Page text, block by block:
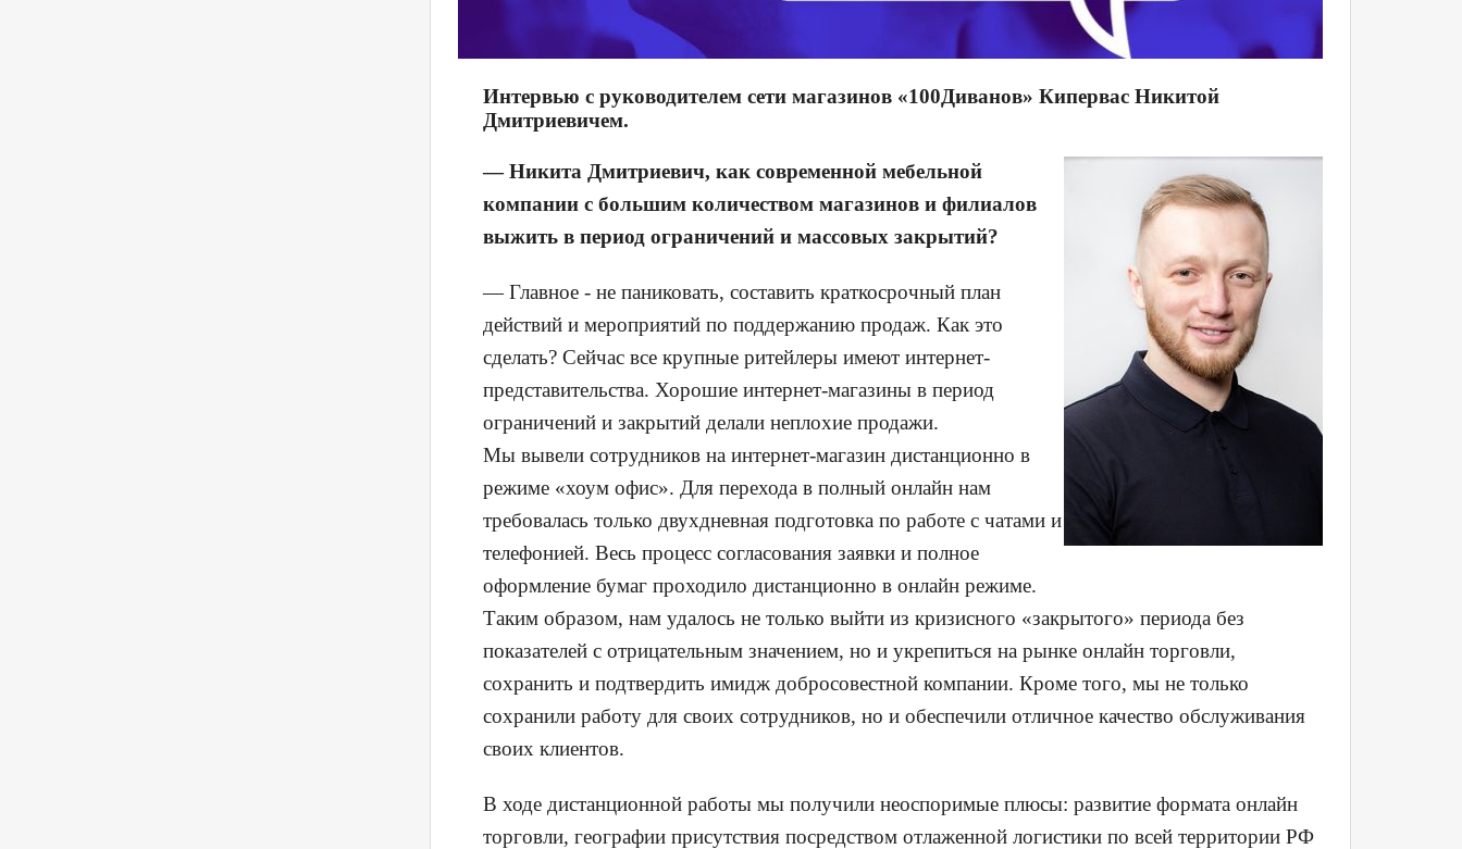
Интервью с руководителем сети магазинов «100Диванов» Кипервас Никитой
Дмитриевичем.
— Никита Дмитриевич, как современной мебельной
компании с большим количеством магазинов и филиалов
выжить в период ограничений и массовых закрытий?
— Главное - не паниковать, составить краткосрочный план
действий и мероприятий по поддержанию продаж. Как это
сделать? Сейчас все крупные ритейлеры имеют интернет-
представительства. Хорошие интернет-магазины в период
ограничений и закрытий делали неплохие продажи.
Мы вывели сотрудников на интернет-магазин дистанционно в
режиме «хоум офис». Для перехода в полный онлайн нам
требовалась только двухдневная подготовка по работе с чатами и
телефонией. Весь процесс согласования заявки и полное
оформление бумаг проходило дистанционно в онлайн режиме.
Таким образом, нам удалось не только выйти из кризисного «закрытого» периода без
показателей с отрицательным значением, но и укрепиться на рынке онлайн торговли,
сохранить и подтвердить имидж добросовестной компании. Кроме того, мы не только
сохранили работу для своих сотрудников, но и обеспечили отличное качество обслуживания
своих клиентов.
В ходе дистанционной работы мы получили неоспоримые плюсы: развитие формата онлайн
торговли, географии присутствия посредством отлаженной логистики по всей территории РФ